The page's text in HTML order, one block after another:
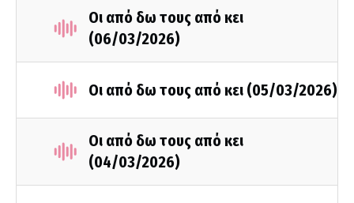
Οι από δω τους από κει
(06/03/2026)
Οι από δω τους από κει (05/03/2026)
Οι από δω τους από κει
(04/03/2026)